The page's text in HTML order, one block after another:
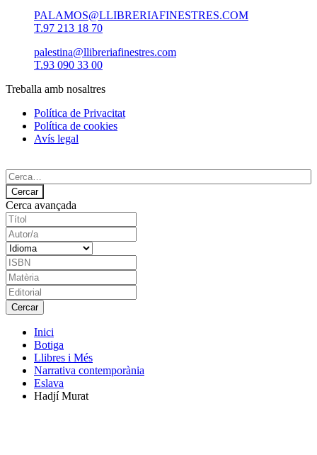
PALAMOS@LLIBRERIAFINESTRES.COM
T.97 213 18 70
palestina@llibreriafinestres.com
T.93 090 33 00
Treballa amb nosaltres
Política de Privacitat
Política de cookies
Avís legal
Cerca avançada
Inici
Botiga
Llibres i Més
Narrativa contemporània
Eslava
Hadjí Murat